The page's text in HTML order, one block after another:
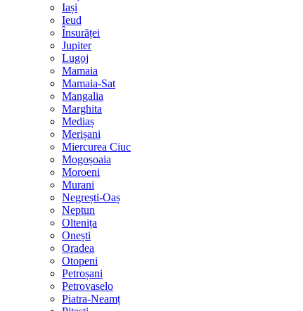
Iași
Ieud
Însurăței
Jupiter
Lugoj
Mamaia
Mamaia-Sat
Mangalia
Marghita
Mediaș
Merișani
Miercurea Ciuc
Mogoșoaia
Moroeni
Murani
Negrești-Oaș
Neptun
Oltenița
Onești
Oradea
Otopeni
Petroșani
Petrovaselo
Piatra-Neamț